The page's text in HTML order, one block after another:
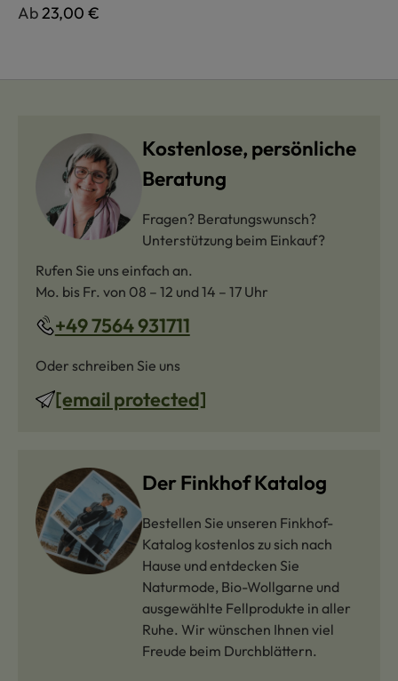
Regulärer Preis:
Ab23,00 €
Kostenlose, persönliche
Beratung
Fragen? Beratungswunsch?
Unterstützung beim Einkauf?
Rufen Sie uns einfach an.
Mo. bis Fr. von 08 – 12 und 14 – 17 Uhr
+49 7564 931711
Oder schreiben Sie uns
[email protected]
Der Finkhof Katalog
Bestellen Sie unseren Finkhof-
Katalog kostenlos zu sich nach
Hause und entdecken Sie
Naturmode, Bio-Wollgarne und
ausgewählte Fellprodukte in aller
Ruhe. Wir wünschen Ihnen viel
Freude beim Durchblättern.